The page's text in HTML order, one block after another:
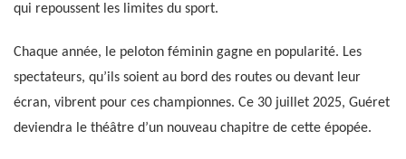
qui repoussent les limites du sport.
Chaque année, le peloton féminin gagne en popularité. Les
spectateurs, qu’ils soient au bord des routes ou devant leur
écran, vibrent pour ces championnes. Ce 30 juillet 2025, Guéret
deviendra le théâtre d’un nouveau chapitre de cette épopée.